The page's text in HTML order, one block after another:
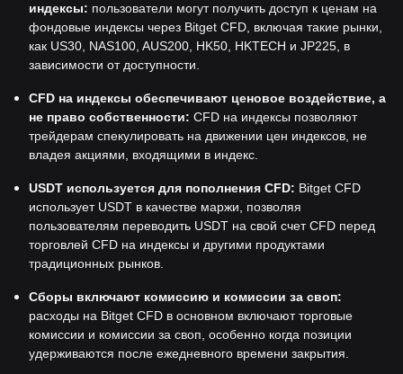
индексы: пользователи могут получить доступ к ценам на
фондовые индексы через Bitget CFD, включая такие рынки,
как US30, NAS100, AUS200, HK50, HKTECH и JP225, в
зависимости от доступности.
CFD на индексы обеспечивают ценовое воздействие, а
не право собственности: CFD на индексы позволяют
трейдерам спекулировать на движении цен индексов, не
владея акциями, входящими в индекс.
USDT используется для пополнения CFD: Bitget CFD
использует USDT в качестве маржи, позволяя
пользователям переводить USDT на свой счет CFD перед
торговлей CFD на индексы и другими продуктами
традиционных рынков.
Сборы включают комиссию и комиссии за своп:
расходы на Bitget CFD в основном включают торговые
комиссии и комиссии за своп, особенно когда позиции
удерживаются после ежедневного времени закрытия.